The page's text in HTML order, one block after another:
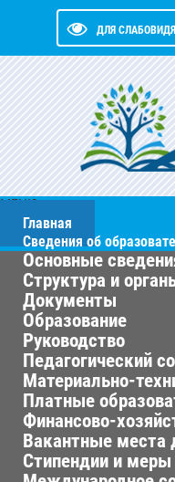
ДЛЯ
МЕНЮ
Главная
Сведения об
Основные
Структура и
Документы
Образование
Руководство
Педагогический
Материально-
Платные
Финансово-
Вакантные места
Стипендии и